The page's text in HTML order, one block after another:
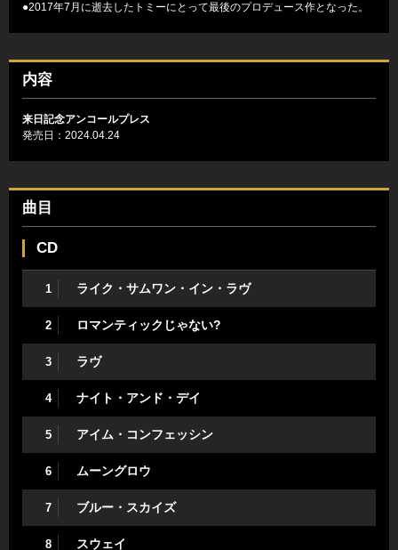
●2017年7月に逝去したトミーにとって最後のプロデュース作となった。
内容
来日記念アンコールプレス
発売日：2024.04.24
曲目
CD
1 ライク・サムワン・イン・ラヴ
2 ロマンティックじゃない?
3 ラヴ
4 ナイト・アンド・デイ
5 アイム・コンフェッシン
6 ムーングロウ
7 ブルー・スカイズ
8 スウェイ